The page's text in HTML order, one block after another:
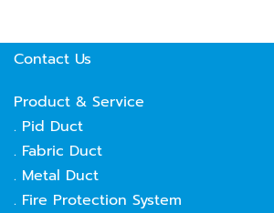
Contact Us
Product & Service
. Pid Duct
. Fabric Duct
. Metal Duct
. Fire Protection System